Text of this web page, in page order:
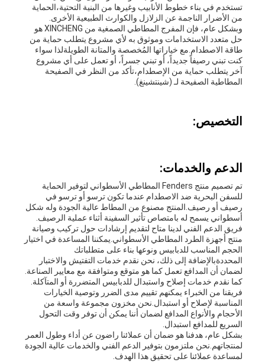
تستخدم في بناء خطوط الأنابيب وغيرها من البنية التحتية،الحماية
من الأضرار الناجمة عن الزلازل والكوارث الطبيعية الأخرى.
وبشكل عام، فإن المفرج المطاطي الصمغية من XINCHENG هو
حل متعدد الاستخدامات وموثوق به لأي مشروع يتطلب حماية من
طاقة الاصطدام.مع خياراتها المُخصصة والمتانة الطويلةلذا سواء
كنت تبني رصيفاً جديداً، أو تبني جسراً، أو تعمل على أي مشروع
آخر يتطلب حماية من الإصطدام،تأكد من النظر في الصفيحة
المطاطية الصفيحة لـ (شينتشينغ).
التخصيص:
الدعم والخدمات:
تم تصميم منتج Fenders المطاطي الأسطواني لتوفير الحماية
للسفن البحرية ضد الاصطدام عندما تكون ترسو أو ترسو في
رصيف أو رصيف.المنتج مصنوع من المطاط عالية الجودة وله شكل
أسطواني يسمح له بامتصاص تأثير السفينة أثناء عملية الرصيف.
فريق الدعم الفني لدينا متاح لتقديم إرشادات حول تركيب وصيانة
منتج أجهزة الطرد المطاطي الأسطواني.يمكننا المساعدة في اختيار
الحجم المناسب للدبابيس ونوعها بناء على متطلباتك
المحددةبالإضافة إلى ذلك، نحن نقدم خدمات التفتيش والاختبار
لضمان أن المدافع تعمل كما هو متوقع ومتوافقة مع معايير الصناعة.
كما نقدم خدمات إصلاح واستبدال للدبابيس المتضررة أو المتآكلة.
فريقنا من الخبراء يمكنهم تقييم مدى الضرر وتوصية الخيارات
المناسبة لإصلاح أو استبدال.نحن مخزون مجموعة واسعة من
الأحجام والأنواع المدافع لضمان أننا يمكن أن توفر وقت التحول
السريع للمدافع استبدال.
بشكل عام، هدفنا هو ضمان أن عملائنا راضون عن أداء وطول العمر
لمنتجاتهم.نحن ملتزمون بتوفير الدعم الفني والخدمات عالية الجودة
لمساعدة عملائنا على تحقيق هذا الهدف.